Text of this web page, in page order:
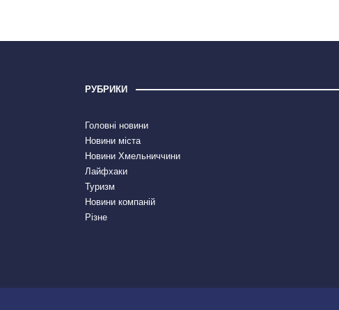
РУБРИКИ
Головні новини
Новини міста
Новини Хмельниччини
Лайфхаки
Туризм
Новини компаній
Різне